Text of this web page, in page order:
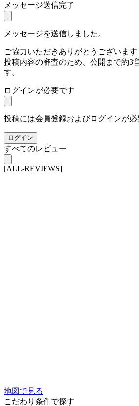
メッセージ送信完了
メッセージを送信しました。
ご協力いただきありがとうございます
投稿内容の審査のため、公開まで約3
す。
ログインが必要です
投稿には会員登録およびログインが必
ログイン
すべてのレビュー
[ALL-REVIEWS]
地図で見る
こだわり条件で探す